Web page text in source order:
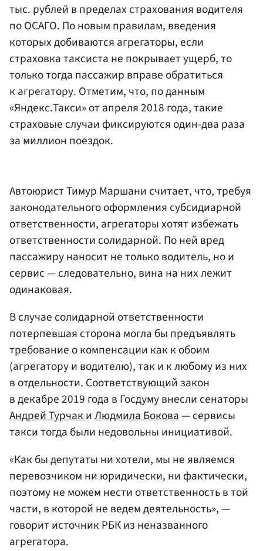
тыс. рублей в пределах страхования водителя
по ОСАГО. По новым правилам, введения
которых добиваются агрегаторы, если
страховка таксиста не покрывает ущерб, то
только тогда пассажир вправе обратиться
к агрегатору. Отметим, что, по данным
«Яндекс.Такси» от апреля 2018 года, такие
страховые случаи фиксируются один-два раза
за миллион поездок.
Автоюрист Тимур Маршани считает, что, требуя
законодательного оформления субсидиарной
ответственности, агрегаторы хотят избежать
ответственности солидарной. По ней вред
пассажиру наносит не только водитель, но и
сервис — следовательно, вина на них лежит
одинаковая.
В случае солидарной ответственности
потерпевшая сторона могла бы предъявлять
требование о компенсации как к обоим
(агрегатору и водителю), так и к любому из них
в отдельности. Соответствующий закон
в декабре 2019 года в Госдуму внесли сенаторы
Андрей ТурчакиЛюдмила Бокова— сервисы
такси тогда были недовольны инициативой.
«Как бы депутаты ни хотели, мы не являемся
перевозчиком ни юридически, ни фактически,
поэтому не можем нести ответственность в той
части, в которой не ведем деятельность», —
говорит источник РБК из неназванного
агрегатора.